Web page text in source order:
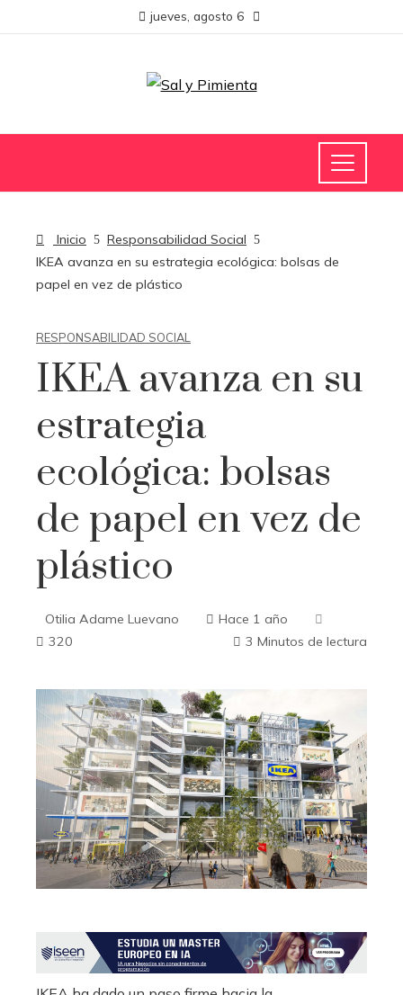
jueves, agosto 6
Inicio
Responsabilidad Social
IKEA avanza en su estrategia ecológica: bolsas de
papel en vez de plástico
RESPONSABILIDAD SOCIAL
IKEA avanza en su
estrategia
ecológica: bolsas
de papel en vez de
plástico
Otilia Adame Luevano
Hace 1 año
320
3 Minutos de lectura